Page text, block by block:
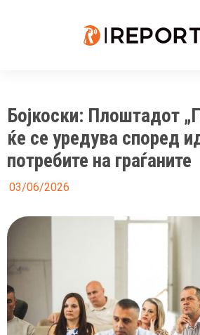
Бојкоски: Плоштадот
ќе се уредува според
потребите на граѓаните
03/06/2026